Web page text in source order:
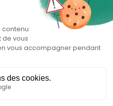
sur
la performance.
Shimano CUES